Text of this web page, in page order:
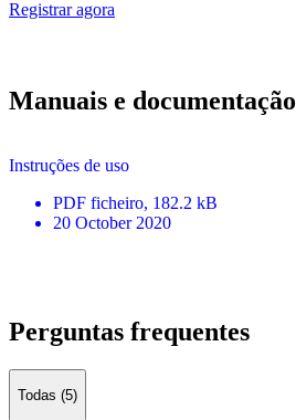
Registrar agora
Manuais e documentação
Instruções de uso
PDF ficheiro, 182.2 kB
20 October 2020
Perguntas frequentes
Todas (5)